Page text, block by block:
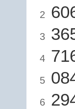
2
3
4
5
6